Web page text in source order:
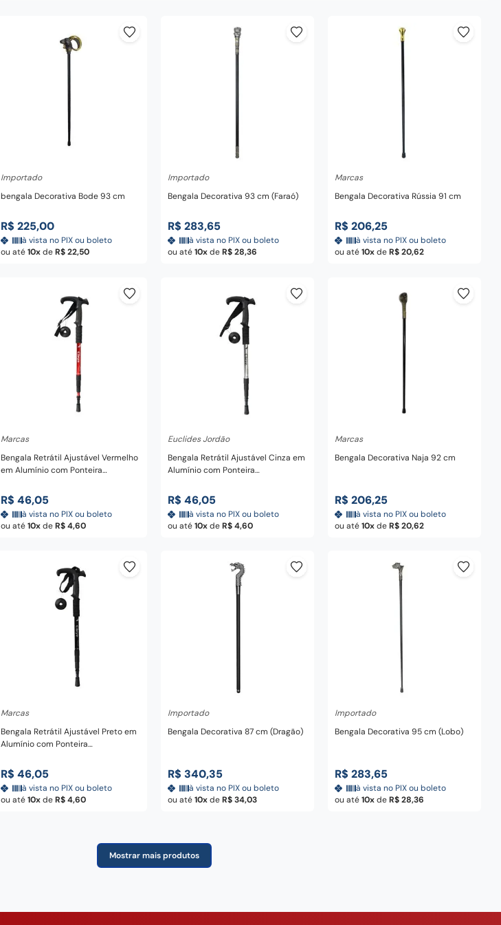
Importado
bengala Decorativa Bode 93 cm
R$ 225,00
à vista no PIX ou boleto
ou até10 deR$ 22,50
Adicionar ao carrinho
Importado
Bengala Decorativa 93 cm (Faraó)
R$ 283,65
à vista no PIX ou boleto
ou até10 deR$ 28,36
Adicionar ao carrinho
Marcas
Bengala Decorativa Rússia 91 cm
R$ 206,25
à vista no PIX ou boleto
ou até10 deR$ 20,62
Adicionar ao carrinho
Marcas
Bengala Retrátil Ajustável Vermelho
em Alumínio com Ponteira
Caminhadas 110 cm
R$ 46,05
à vista no PIX ou boleto
ou até10 deR$ 4,60
Adicionar ao carrinho
Euclides Jordão
Bengala Retrátil Ajustável Cinza em
Alumínio com Ponteira
Caminhadas 110 cm
R$ 46,05
à vista no PIX ou boleto
ou até10 deR$ 4,60
Adicionar ao carrinho
Marcas
Bengala Decorativa Naja 92 cm
R$ 206,25
à vista no PIX ou boleto
ou até10 deR$ 20,62
Adicionar ao carrinho
Marcas
Bengala Retrátil Ajustável Preto em
Alumínio com Ponteira
Caminhadas 110 cm
R$ 46,05
à vista no PIX ou boleto
ou até10 deR$ 4,60
Adicionar ao carrinho
Importado
Bengala Decorativa 87 cm (Dragão)
R$ 340,35
à vista no PIX ou boleto
ou até10 deR$ 34,03
Adicionar ao carrinho
Importado
Bengala Decorativa 95 cm (Lobo)
R$ 283,65
à vista no PIX ou boleto
ou até10 deR$ 28,36